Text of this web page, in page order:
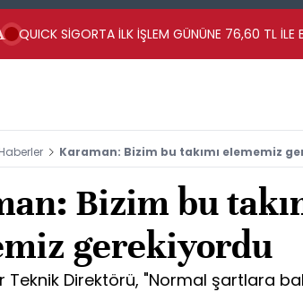
QUICK SİGORTA İLK İŞLEM GÜNÜNE 76,60 TL
Haberler Karaman: Bizim bu takımı elememiz
Bizim bu
gerekiyordu
Teknik Direktörü, "Normal şartlara